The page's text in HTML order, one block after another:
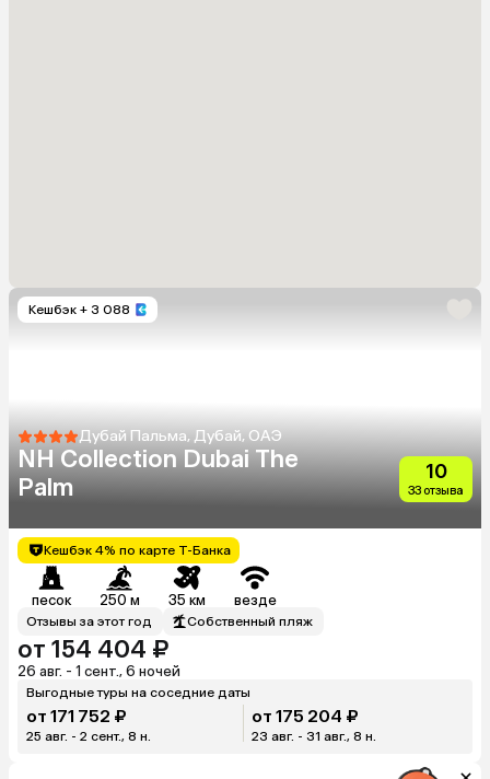
Кешбэк + 3 088
Дубай Пальма, Дубай, ОАЭ
NH Collection Dubai The
Palm
10
33 отзыва
Кешбэк 4% по карте Т-Банка
песок 250 м 35 км везде
Отзывы за этот год Собственный пляж
от 154 404 ₽
26 авг. - 1 сент., 6 ночей
Выгодные туры на соседние даты
от 171 752 ₽
25 авг. - 2 сент., 8 н.
от 175 204 ₽
23 авг. - 31 авг., 8 н.